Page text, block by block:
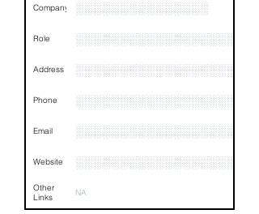
Company ░░░░░░░░░░░░░░░
Role
Address
Phone
Email
Website
Other
Links
NA